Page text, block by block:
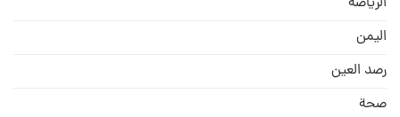
الیمن
رصد العین
صحة